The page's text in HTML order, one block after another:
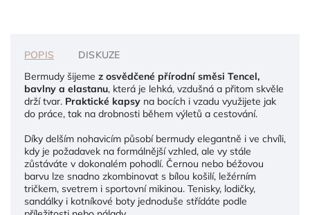
POPIS
DISKUZE
Bermudy šijeme z osvědčené přírodní směsi Tencel,
bavlny a elastanu, která je lehká, vzdušná a přitom skvěle
drží tvar. Praktické kapsy na bocích i vzadu využijete jak
do práce, tak na drobnosti během výletů a cestování.
Díky delším nohavicím působí bermudy elegantně i ve chvíli,
kdy je požadavek na formálnější vzhled, ale vy stále
zůstáváte v dokonalém pohodlí. Černou nebo béžovou
barvu lze snadno zkombinovat s bílou košilí, ležérním
tričkem, svetrem i sportovní mikinou. Tenisky, lodičky,
sandálky i kotníkové boty jednoduše střídáte podle